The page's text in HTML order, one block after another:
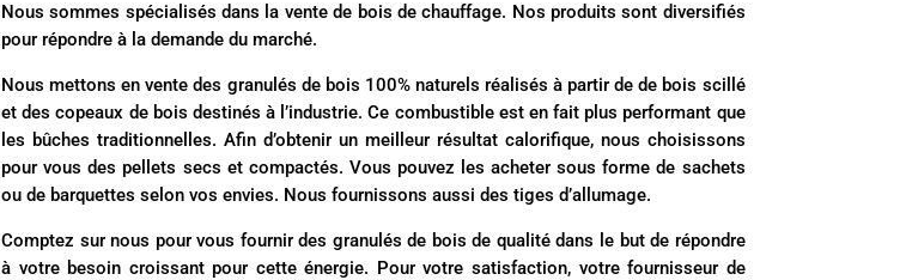
Nous sommes spécialisés dans la vente de bois de chauffage. Nos produits sont diversifiés
pour répondre à la demande du marché.
Nous mettons en vente des granulés de bois 100% naturels réalisés à partir de de bois scillé
et des copeaux de bois destinés à l’industrie. Ce combustible est en fait plus performant que
les bûches traditionnelles. Afin d’obtenir un meilleur résultat calorifique, nous choisissons
pour vous des pellets secs et compactés. Vous pouvez les acheter sous forme de sachets
ou de barquettes selon vos envies. Nous fournissons aussi des tiges d’allumage.
Comptez sur nous pour vous fournir des granulés de bois de qualité dans le but de répondre
à votre besoin croissant pour cette énergie. Pour votre satisfaction, votre fournisseur de